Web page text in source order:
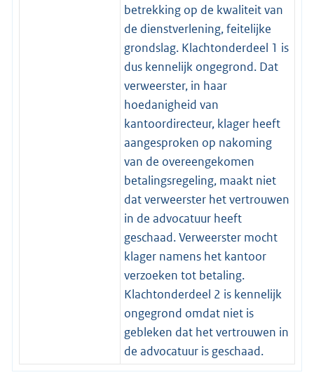
betrekking op de kwaliteit van
de dienstverlening, feitelijke
grondslag. Klachtonderdeel 1 is
dus kennelijk ongegrond. Dat
verweerster, in haar
hoedanigheid van
kantoordirecteur, klager heeft
aangesproken op nakoming
van de overeengekomen
betalingsregeling, maakt niet
dat verweerster het vertrouwen
in de advocatuur heeft
geschaad. Verweerster mocht
klager namens het kantoor
verzoeken tot betaling.
Klachtonderdeel 2 is kennelijk
ongegrond omdat niet is
gebleken dat het vertrouwen in
de advocatuur is geschaad.